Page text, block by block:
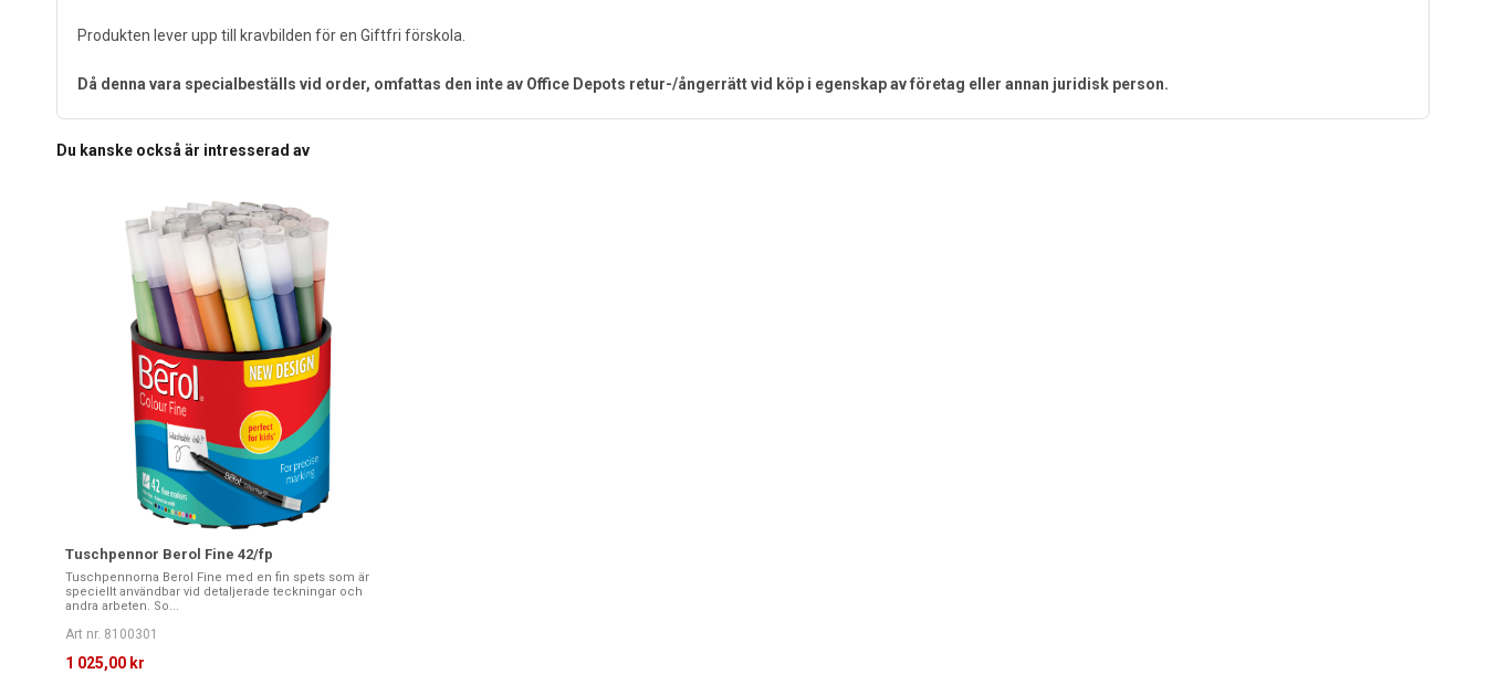
Produkten lever upp till kravbilden för en Giftfri förskola.
Då denna vara specialbeställs vid order, omfattas den inte av Office Depots retur-/ångerrätt vid köp i egenskap av företag eller annan juridisk person.
Du kanske också är intresserad av
Tuschpennor Berol Fine 42/fp
Tuschpennorna Berol Fine med en fin spets som är
speciellt användbar vid detaljerade teckningar och
andra arbeten. So...
Art nr. 8100301
1 025,00 kr